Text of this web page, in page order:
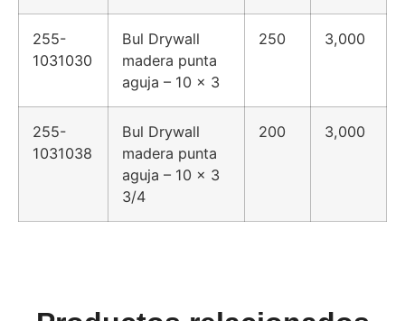
255-
1031030
Bul Drywall
madera punta
aguja – 10 x 3
250 3,000
255-
1031038
Bul Drywall
madera punta
aguja – 10 x 3
3/4
200 3,000